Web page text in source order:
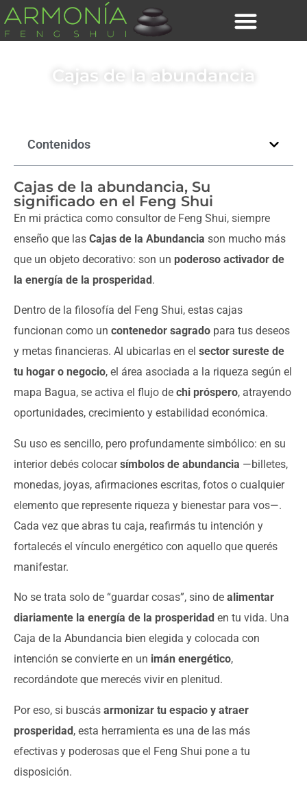
Cajas de la abundancia
Contenidos
Cajas de la abundancia, Su
significado en el Feng Shui
En mi práctica como consultor de Feng Shui, siempre
enseño que las Cajas de la Abundancia son mucho más
que un objeto decorativo: son un poderoso activador de
la energía de la prosperidad.
Dentro de la filosofía del Feng Shui, estas cajas
funcionan como un contenedor sagrado para tus deseos
y metas financieras. Al ubicarlas en el sector sureste de
tu hogar o negocio, el área asociada a la riqueza según el
mapa Bagua, se activa el flujo de chi próspero, atrayendo
oportunidades, crecimiento y estabilidad económica.
Su uso es sencillo, pero profundamente simbólico: en su
interior debés colocarsímbolos de abundancia —billetes,
monedas, joyas, afirmaciones escritas, fotos o cualquier
elemento que represente riqueza y bienestar para vos—.
Cada vez que abras tu caja, reafirmás tu intención y
fortalecés el vínculo energético con aquello que querés
manifestar.
No se trata solo de “guardar cosas”, sino de alimentar
diariamente la energía de la prosperidad en tu vida. Una
Caja de la Abundancia bien elegida y colocada con
intención se convierte en un imán energético,
recordándote que merecés vivir en plenitud.
Por eso, si buscás armonizar tu espacio y atraer
prosperidad, esta herramienta es una de las más
efectivas y poderosas que el Feng Shui pone a tu
disposición.